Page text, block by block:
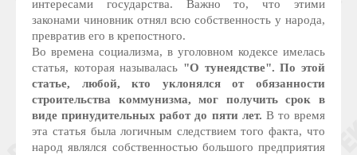
интересами государства. Важно то, что этими
законами чиновник отнял всю собственность у народа,
превратив его в крепостного.
Во времена социализма, в уголовном кодексе имелась
статья, которая называлась "О тунеядстве". По этой
статье, любой, кто уклонялся от обязанности
строительства коммунизма, мог получить срок в
виде принудительных работ до пяти лет. В то время
эта статья была логичным следствием того факта, что
народ являлся собственностью большого предприятия